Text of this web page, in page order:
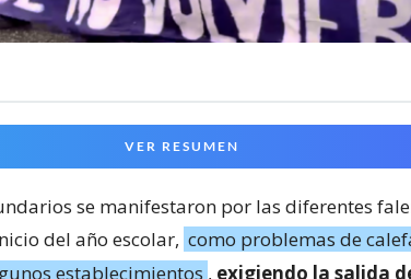
VER RESUMEN
se manifestaron por las diferentes
del año escolar, como problemas de
establecimientos , exigiendo la salida